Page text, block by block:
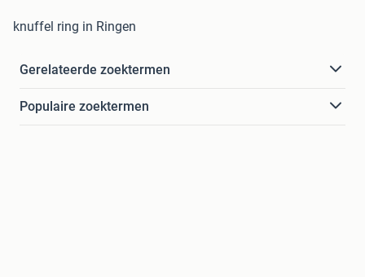
knuffel ring in Ringen
Gerelateerde zoektermen
Populaire zoektermen